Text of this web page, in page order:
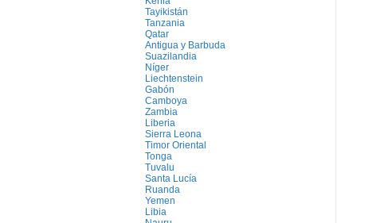
Tayikistán
Tanzania
Qatar
Antigua y Barbuda
Suazilandia
Níger
Liechtenstein
Gabón
Camboya
Zambia
Liberia
Sierra Leona
Timor Oriental
Tonga
Tuvalu
Santa Lucía
Ruanda
Yemen
Libia